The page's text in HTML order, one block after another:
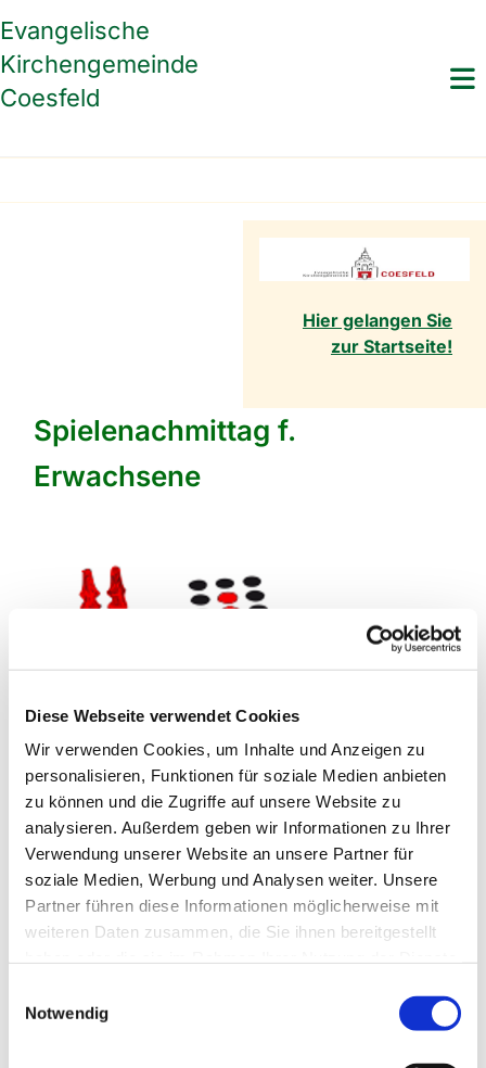
Diese Webseite verwendet Cookies
Wir verwenden Cookies, um Inhalte und Anzeigen zu
personalisieren, Funktionen für soziale Medien anbieten
zu können und die Zugriffe auf unsere Website zu
analysieren. Außerdem geben wir Informationen zu Ihrer
Verwendung unserer Website an unsere Partner für
soziale Medien, Werbung und Analysen weiter. Unsere
Partner führen diese Informationen möglicherweise mit
weiteren Daten zusammen, die Sie ihnen bereitgestellt
Notwendig
Evangelische
Kirchengemeinde
Coesfeld
Hier gelangen Sie
zur Startseite!
Spielenachmittag f.
Erwachsene
Mittwoch, 14. April 2027, 15:00 Uhr
ev. Kirche am Markt, Kuchenstraße